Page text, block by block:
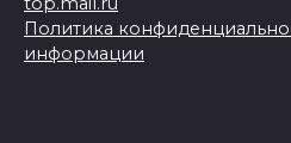
Политика
информации